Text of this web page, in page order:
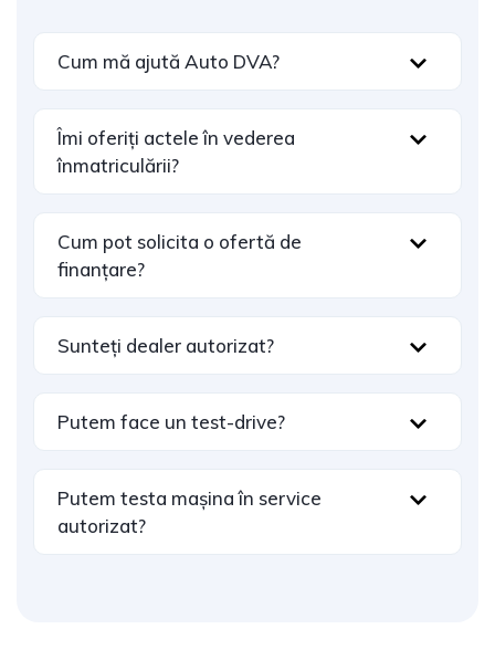
Cum mă ajută Auto DVA?
Îmi oferiți actele în vederea
înmatriculării?
Cum pot solicita o ofertă de
finanțare?
Sunteți dealer autorizat?
Putem face un test-drive?
Putem testa mașina în service
autorizat?